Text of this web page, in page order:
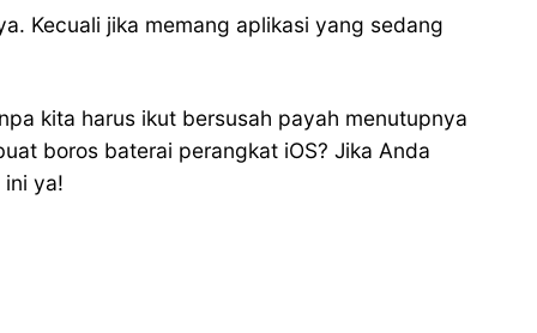
Kecuali jika memang aplikasi yang sedang
kita harus ikut bersusah payah menutupnya
boros baterai perangkat iOS? Jika Anda
ya!